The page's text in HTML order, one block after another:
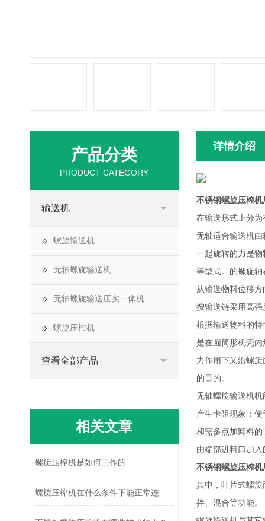
详情介绍
不锈钢螺旋压榨机
在输送形式上分
无轴适合输送机
一起旋转的力是
等型式。的螺旋
从输送物料位移
按输送链采用高
根据输送物料的
是在圆筒形机壳
力作用下又沿螺
的目的。
无轴螺旋输送机
产生卡阻现象；
和需多点加卸料
由端部进料口加
不锈钢螺旋压榨机
其中，叶片式螺
拌、混合等功能。
产品分类
PRODUCT CATEGORY
输送机
螺旋输送机
无轴螺旋输送机
无轴螺旋输送压实一体机
螺旋压榨机
查看全部产品
相关文章
螺旋压榨机是如何工作的
螺旋压榨机在什么条件下能正常连续运行？